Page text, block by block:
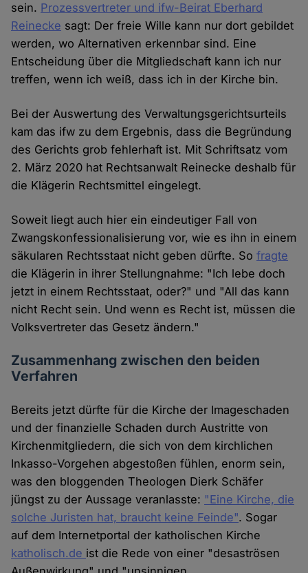
sein. Prozessvertreter und ifw-Beirat Eberhard
Reinecke sagt: Der freie Wille kann nur dort gebildet
werden, wo Alternativen erkennbar sind. Eine
Entscheidung über die Mitgliedschaft kann ich nur
treffen, wenn ich weiß, dass ich in der Kirche bin.
Bei der Auswertung des Verwaltungsgerichtsurteils
kam das ifw zu dem Ergebnis, dass die Begründung
des Gerichts grob fehlerhaft ist. Mit Schriftsatz vom
2. März 2020 hat Rechtsanwalt Reinecke deshalb für
die Klägerin Rechtsmittel eingelegt.
Soweit liegt auch hier ein eindeutiger Fall von
Zwangskonfessionalisierung vor, wie es ihn in einem
säkularen Rechtsstaat nicht geben dürfte. Sofragte
die Klägerin in ihrer Stellungnahme: "Ich lebe doch
jetzt in einem Rechtsstaat, oder?" und "All das kann
nicht Recht sein. Und wenn es Recht ist, müssen die
Volksvertreter das Gesetz ändern."
Zusammenhang zwischen den beiden
Verfahren
Bereits jetzt dürfte für die Kirche der Imageschaden
und der finanzielle Schaden durch Austritte von
Kirchenmitgliedern, die sich von dem kirchlichen
Inkasso-Vorgehen abgestoßen fühlen, enorm sein,
was den bloggenden Theologen Dierk Schäfer
jüngst zu der Aussage veranlasste: "Eine Kirche, die
solche Juristen hat, braucht keine Feinde". Sogar
auf dem Internetportal der katholischen Kirche
katholisch.de ist die Rede von einer "desaströsen